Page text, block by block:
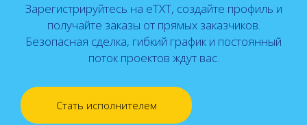
Зарегистрируйтесь на eTXT, создайте профиль и
получайте заказы от прямых заказчиков.
Безопасная сделка, гибкий график и постоянный
поток проектов ждут вас.
Стать исполнителем